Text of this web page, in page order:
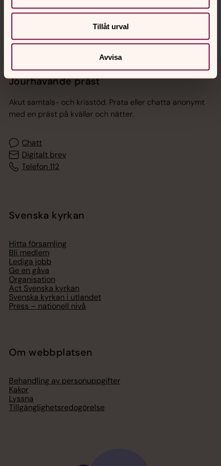
Tillåt urval
Avvisa
Jourhavande präst
Akut samtals- och krisstöd. Prata eller chatta anonymt
med en präst på kvällar och nätter.
Chatt
Digitalt brev
Telefon 112
Svenska kyrkan
Hitta församling
Bli medlem
Lediga jobb
Ge en gåva
Organisation
Act Svenska kyrkan
Svenska kyrkan i utlandet
Press – nationell nivå
Om webbplatsen
Behandling av personuppgifter
Kakor
Lyssna
Tillgänglighetsredogörelse